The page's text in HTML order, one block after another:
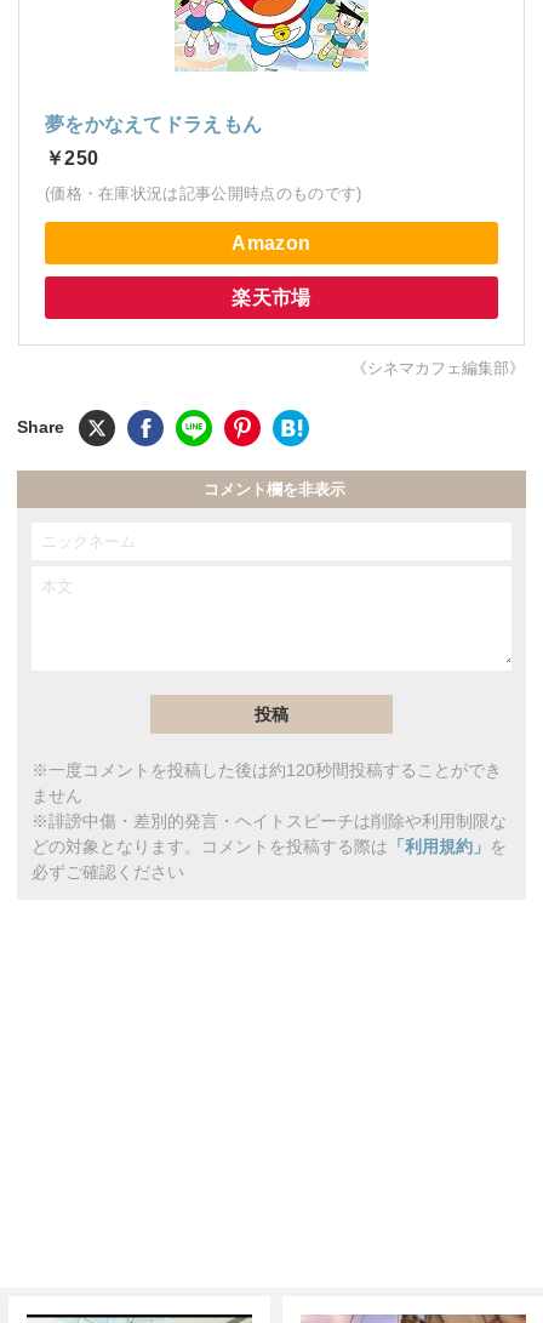
夢をかなえてドラえもん
￥250
(価格・在庫状況は記事公開時点のものです)
Amazon
楽天市場
《シネマカフェ編集部》
コメント欄を非表示
※一度コメントを投稿した後は約120秒間投稿することができ
ません
※誹謗中傷・差別的発言・ヘイトスピーチは削除や利用制限な
どの対象となります。コメントを投稿する際は 「利用規約」 を
必ずご確認ください